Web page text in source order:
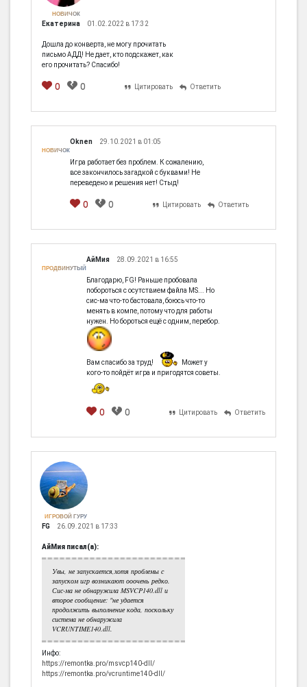
НОВИЧОК
Екатерина 01.02.2022 в 17:32
Дошла до конверта, не могу прочитать
письмо АДД! Не дает, кто подскажет, как
его прочитать? Спасибо!
0 0 Цитировать Ответить
НОВИЧОК
Oknen 29.10.2021 в 01:05
Игра работает без проблем. К сожалению,
все закончилось загадкой с буквами! Не
переведено и решения нет! Стыд!
0 0 Цитировать Ответить
ПРОДВИНУТЫЙ
АйМия 28.09.2021 в 16:55
Благодарю, FG! Раньше пробовала
побороться с осутствием файла MS... Но
сис-ма что-то бастовала, боюсь что-то
менять в компе, потому что для работы
нужен. Но бороться ещё с одним, перебор.
Вам спасибо за труд!
Может у
кого-то пойдёт игра и пригодятся советы.
0 0 Цитировать Ответить
ИГРОВОЙ ГУРУ
FG 26.09.2021 в 17:33
АйМия писал(а):
Увы, не запускается,хотя проблемы с
запуском игр возникают ооочень редко.
Сис-ма не обнаружила MSVCP140.dll и
второе сообщение: "не удается
продолжить выполнение кода, поскольку
система не обнаружила
VCRUNTIME140.dll.
Инфо:
https://remontka.pro/msvcp140-dll/
https://remontka.pro/vcruntime140-dll/